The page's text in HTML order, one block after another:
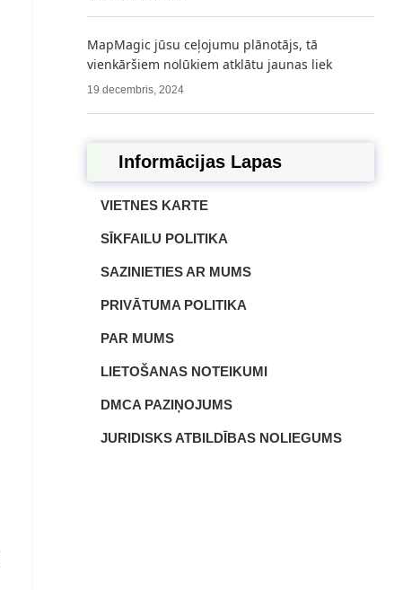
MapMagic jūsu ceļojumu plānotājs, tā
vienkāršiem nolūkiem atklātu jaunas liek
19 decembris, 2024
Informācijas Lapas
VIETNES KARTE
SĪKFAILU POLITIKA
SAZINIETIES AR MUMS
PRIVĀTUMA POLITIKA
PAR MUMS
LIETOŠANAS NOTEIKUMI
DMCA PAZIŅOJUMS
JURIDISKS ATBILDĪBAS NOLIEGUMS